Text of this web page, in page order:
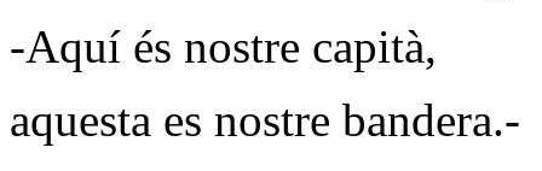
-Aquí és nostre capità,
aquesta es nostre bandera.-